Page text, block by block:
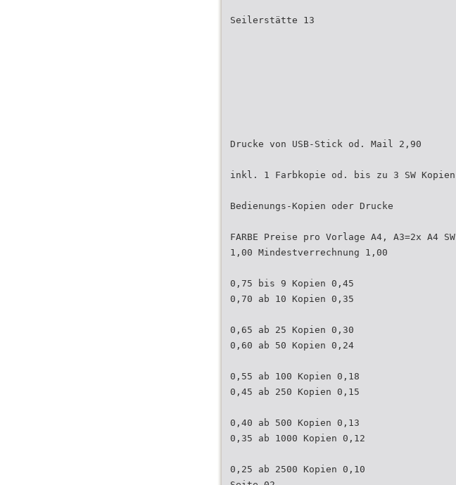
Seilerstätte 13
Drucke von USB-Stick od. Mail 2,90
inkl. 1 Farbkopie od. bis zu 3 SW Kopien
Bedienungs-Kopien oder Drucke
FARBE Preise pro Vorlage A4, A3=2x A4 SW
1,00 Mindestverrechnung 1,00
0,75 bis 9 Kopien 0,45
0,70 ab 10 Kopien 0,35
0,65 ab 25 Kopien 0,30
0,60 ab 50 Kopien 0,24
0,55 ab 100 Kopien 0,18
0,45 ab 250 Kopien 0,15
0,40 ab 500 Kopien 0,13
0,35 ab 1000 Kopien 0,12
0,25 ab 2500 Kopien 0,10